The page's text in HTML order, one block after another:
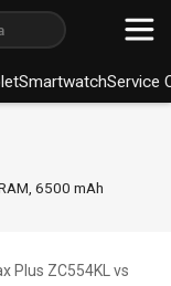
SmartwatchService
6500 mAh
Plus ZC554KL vs